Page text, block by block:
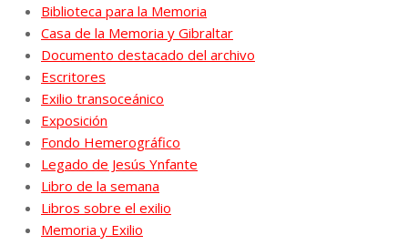
Biblioteca para la Memoria
Casa de la Memoria y Gibraltar
Documento destacado del archivo
Escritores
Exilio transoceánico
Exposición
Fondo Hemerográfico
Legado de Jesús Ynfante
Libro de la semana
Libros sobre el exilio
Memoria y Exilio